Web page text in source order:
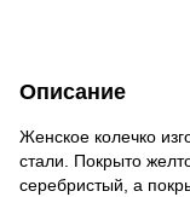
Описание
Женское колечко
стали. Покрыто
серебристый, а